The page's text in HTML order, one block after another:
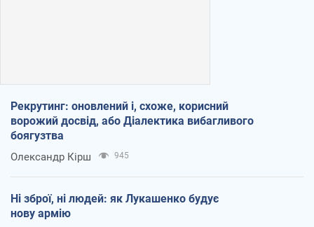
Рекрутинг: оновлений і, схоже, корисний
ворожий досвід, або Діалектика вибагливого
боягузтва
Олександр Кірш 945
Ні зброї, ні людей: як Лукашенко будує
нову армію